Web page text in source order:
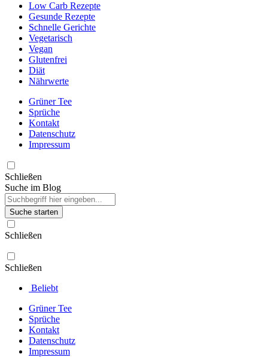
Low Carb Rezepte
Gesunde Rezepte
Schnelle Gerichte
Vegetarisch
Vegan
Glutenfrei
Diät
Nährwerte
Grüner Tee
Sprüche
Kontakt
Datenschutz
Impressum
Schließen
Suche im Blog
Suche starten
Schließen
Schließen
Beliebt
Grüner Tee
Sprüche
Kontakt
Datenschutz
Impressum